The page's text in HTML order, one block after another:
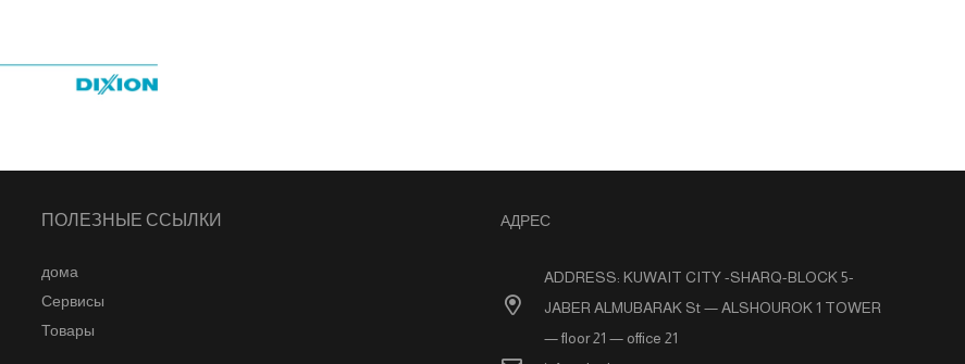
ПОЛЕЗНЫЕ ССЫЛКИ
дома
Сервисы
Товары
АДРЕС
ADDRESS: KUWAIT CITY -SHARQ-BLOCK 5-
JABER ALMUBARAK St — ALSHOUROK 1 TOWER
— floor 21 — office 21